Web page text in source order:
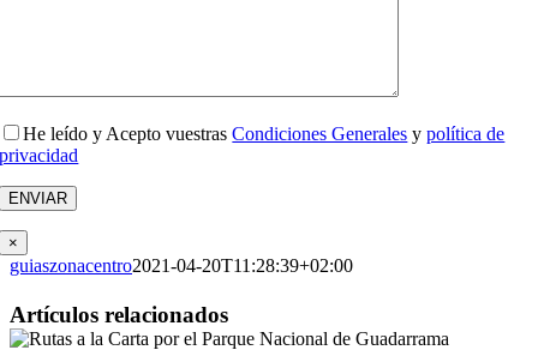
He leído y Acepto vuestrasCondiciones Generales ypolítica de
privacidad
×
guiaszonacentro2021-04-20T11:28:39+02:00
Facebook
X
Reddit
LinkedIn
WhatsApp
Tumblr
Pinterest
Vk
Correo
electrónico
Artículos relacionados